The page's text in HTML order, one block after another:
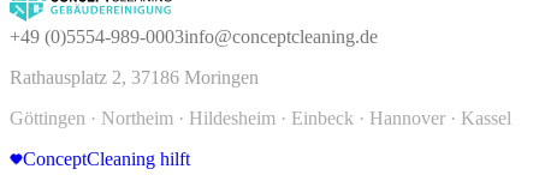
+49 (0)5554-989-0003info@conceptcleaning.de
Rathausplatz 2, 37186 Moringen
Göttingen · Northeim · Hildesheim · Einbeck · Hannover · Kassel
ConceptCleaning hilft